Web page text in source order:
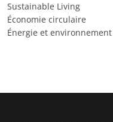
Sustainable Living
Économie circulaire
Énergie et environnement